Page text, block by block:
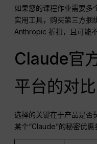
如果您的课程作业需要多
实用工具，购买第三方捆
Anthropic 折扣，且可能
Claude官
平台的对比
选择的关键在于产品是否
某个“Claude”的秘密优惠